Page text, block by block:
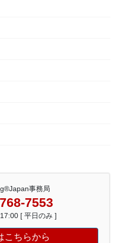
事務局
7553
[ 平日のみ ]
こちらから